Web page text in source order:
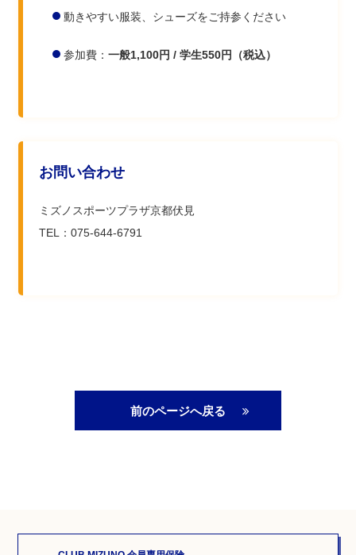
動きやすい服装、シューズをご持参ください
参加費：一般1,100円 / 学生550円（税込）
お問い合わせ
ミズノスポーツプラザ京都伏見
TEL：075-644-6791
前のページへ戻る